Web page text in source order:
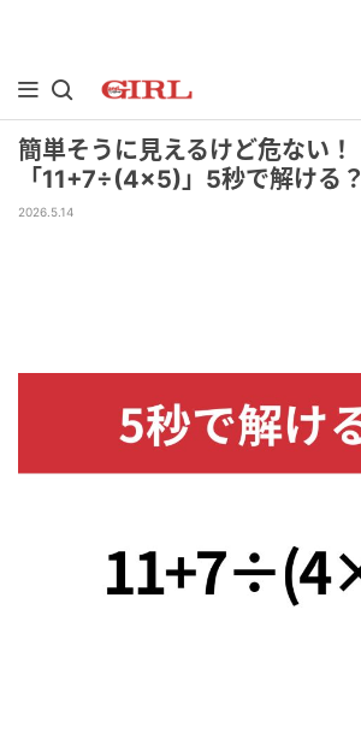
簡単そうに見えるけど危ない！
「11+7÷(4×5)」5秒で解ける？
2026.5.14